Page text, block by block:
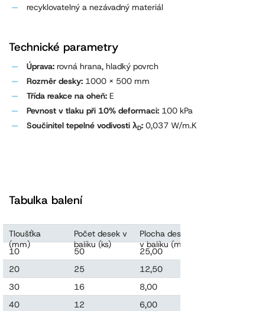
recyklovatelný a nezávadný materiál
Technické parametry
Úprava: rovná hrana, hladký povrch
Rozměr desky: 1000 x 500 mm
Třída reakce na oheň: E
Pevnost v tlaku při 10% deformaci: 100 kPa
Součinitel tepelné vodivosti λD: 0,037 W/m.K
Tabulka balení
Tloušťka
(mm)
Počet desek v
balíku (ks)
Plocha desek
v balíku (m2)
10 50 25,00
20
25 12,50
30
16 8,00
40
12 6,00